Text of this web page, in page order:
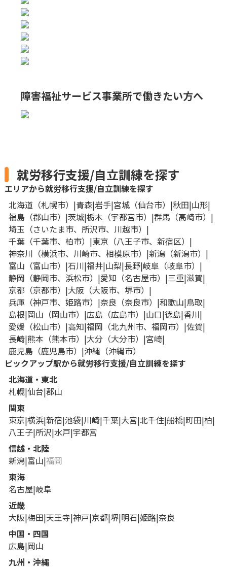
障害福祉サービス事業所で働きたい方へ
就労移行支援/自立訓練を探す
エリアから就労移行支援/自立訓練を探す
北海道
札幌市 青森 岩手 宮城 仙台市 秋田 山形
福島
郡山市 茨城 栃木 宇都宮市 群馬
高崎市
埼玉
さいたま市 所沢市
川越市
千葉
千葉市 柏市 東京 八王子市
新宿区
神奈川
横浜市 川崎市 相模原市 新潟
新潟市
富山
富山市 石川 福井 山梨 長野 岐阜
岐阜市
静岡
静岡市 浜松市 愛知 名古屋市 三重 滋賀
京都
京都市 大阪 大阪市
堺市
兵庫
神戸市 姫路市 奈良 奈良市 和歌山 鳥取
島根 岡山 岡山市 広島 広島市 山口 徳島 香川
愛媛
松山市 高知 福岡 北九州市 福岡市
佐賀
長崎 熊本 熊本市 大分 大分市
宮崎
鹿児島
鹿児島市 沖縄
沖縄市
ピックアップ駅から就労移行支援/自立訓練を探す
北海道・東北
札幌 仙台 郡山
関東
東京 横浜 新宿 池袋 川崎 千葉 大宮 北千住 船橋 町田 柏
八王子 所沢 水戸 宇都宮
信越・北陸
新潟 富山 福岡
東海
名古屋 岐阜
近畿
大阪 梅田 天王寺 神戸 京都 堺 明石 姫路 奈良
中国・四国
広島 岡山
九州・沖縄